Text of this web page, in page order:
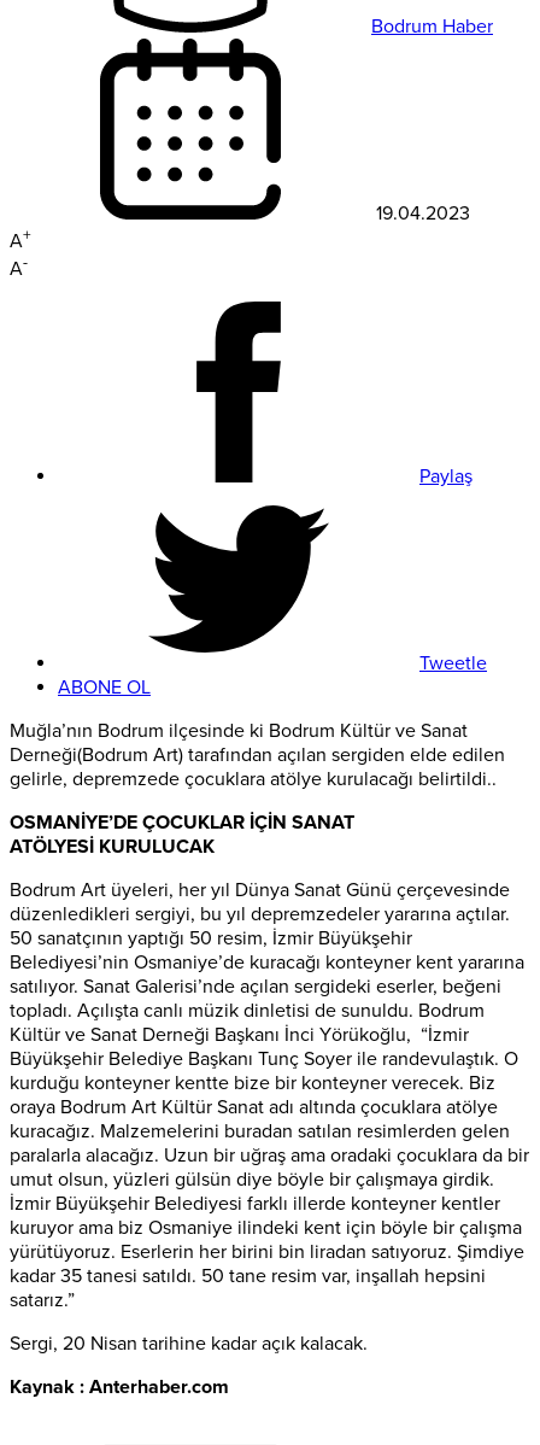
Bodrum Haber
19.04.2023
A+
A-
Paylaş
Tweetle
ABONE OL
Muğla’nın Bodrum ilçesinde ki Bodrum Kültür ve Sanat
Derneği(Bodrum Art) tarafından açılan sergiden elde edilen
gelirle, depremzede çocuklara atölye kurulacağı belirtildi..
OSMANİYE’DE ÇOCUKLAR İÇİN SANAT
ATÖLYESİ KURULUCAK
Bodrum Art üyeleri, her yıl Dünya Sanat Günü çerçevesinde
düzenledikleri sergiyi, bu yıl depremzedeler yararına açtılar.
50 sanatçının yaptığı 50 resim, İzmir Büyükşehir
Belediyesi’nin Osmaniye’de kuracağı konteyner kent yararına
satılıyor. Sanat Galerisi’nde açılan sergideki eserler, beğeni
topladı. Açılışta canlı müzik dinletisi de sunuldu. Bodrum
Kültür ve Sanat Derneği Başkanı İnci Yörükoğlu, “İzmir
Büyükşehir Belediye Başkanı Tunç Soyer ile randevulaştık. O
kurduğu konteyner kentte bize bir konteyner verecek. Biz
oraya Bodrum Art Kültür Sanat adı altında çocuklara atölye
kuracağız. Malzemelerini buradan satılan resimlerden gelen
paralarla alacağız. Uzun bir uğraş ama oradaki çocuklara da bir
umut olsun, yüzleri gülsün diye böyle bir çalışmaya girdik.
İzmir Büyükşehir Belediyesi farklı illerde konteyner kentler
kuruyor ama biz Osmaniye ilindeki kent için böyle bir çalışma
yürütüyoruz. Eserlerin her birini bin liradan satıyoruz. Şimdiye
kadar 35 tanesi satıldı. 50 tane resim var, inşallah hepsini
satarız.”
Sergi, 20 Nisan tarihine kadar açık kalacak.
Kaynak : Anterhaber.com